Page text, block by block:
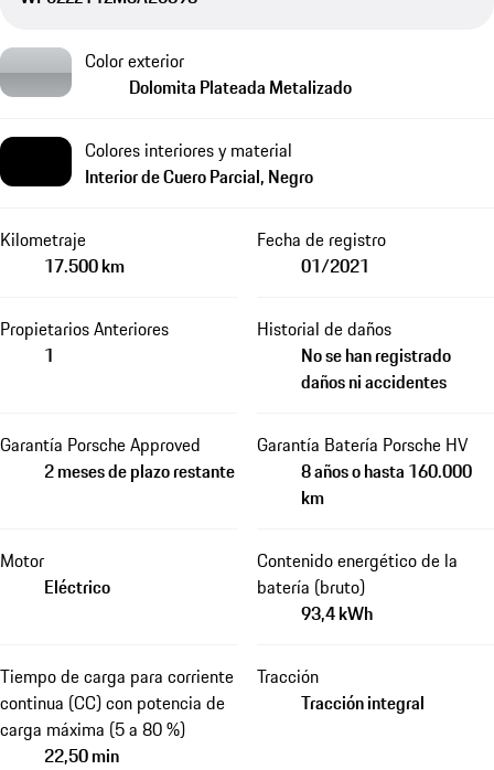
Color exterior
Dolomita Plateada Metalizado
Colores interiores y material
Interior de Cuero Parcial, Negro
Kilometraje
17.500 km
Fecha de registro
01/2021
Propietarios Anteriores
1
Historial de daños
No se han registrado
daños ni accidentes
Garantía Porsche Approved
2 meses de plazo restante
Garantía Batería Porsche HV
8 años o hasta 160.000
km
Motor
Eléctrico
Contenido energético de la
batería (bruto)
93,4 kWh
Tiempo de carga para corriente
continua (CC) con potencia de
carga máxima (5 a 80 %)
22,50 min
Tracción
Tracción integral